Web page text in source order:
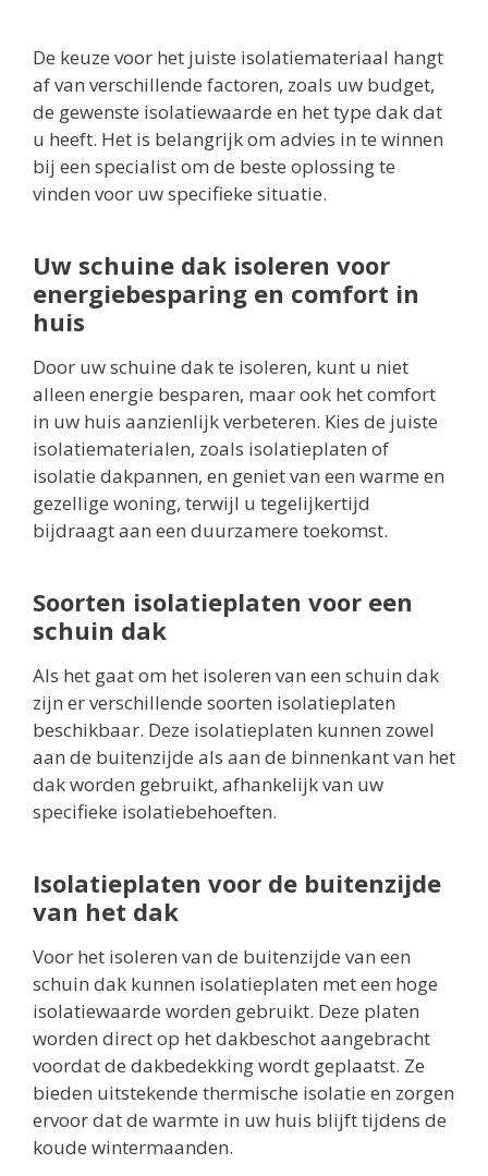
De keuze voor het juiste isolatiemateriaal hangt
af van verschillende factoren, zoals uw budget,
de gewenste isolatiewaarde en het type dak dat
u heeft. Het is belangrijk om advies in te winnen
bij een specialist om de beste oplossing te
vinden voor uw specifieke situatie.
Uw schuine dak isoleren voor
energiebesparing en comfort in
huis
Door uw schuine dak te isoleren, kunt u niet
alleen energie besparen, maar ook het comfort
in uw huis aanzienlijk verbeteren. Kies de juiste
isolatiematerialen, zoals isolatieplaten of
isolatie dakpannen, en geniet van een warme en
gezellige woning, terwijl u tegelijkertijd
bijdraagt aan een duurzamere toekomst.
Soorten isolatieplaten voor een
schuin dak
Als het gaat om het isoleren van een schuin dak
zijn er verschillende soorten isolatieplaten
beschikbaar. Deze isolatieplaten kunnen zowel
aan de buitenzijde als aan de binnenkant van het
dak worden gebruikt, afhankelijk van uw
specifieke isolatiebehoeften.
Isolatieplaten voor de buitenzijde
van het dak
Voor het isoleren van de buitenzijde van een
schuin dak kunnen isolatieplaten met een hoge
isolatiewaarde worden gebruikt. Deze platen
worden direct op het dakbeschot aangebracht
voordat de dakbedekking wordt geplaatst. Ze
bieden uitstekende thermische isolatie en zorgen
ervoor dat de warmte in uw huis blijft tijdens de
koude wintermaanden.